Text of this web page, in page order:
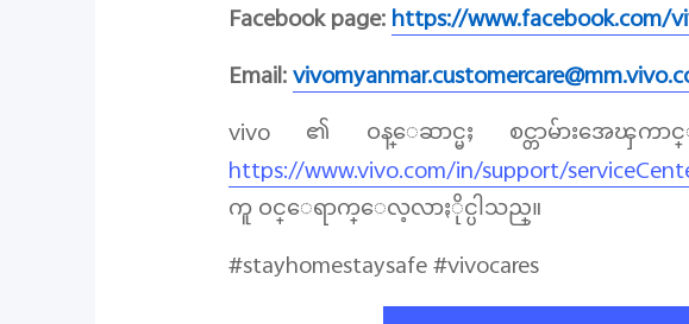
Facebook page:https://www.facebook.com/
Email:
vivo ၏ ဝန္ေဆာင္မႈ စင္တာမ်ားအေၾ
https://www.vivo.com/in/support/
ကူ ဝင္ေရာက္ေလ့လာႏိုင္ပါသည္။
#stayhomestaysafe #vivocares